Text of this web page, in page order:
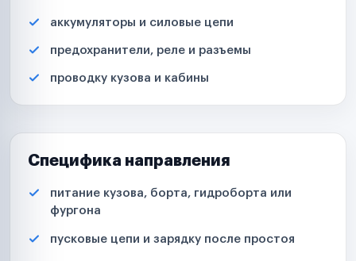
аккумуляторы и силовые цепи
предохранители, реле и разъемы
проводку кузова и кабины
Специфика направления
питание кузова, борта, гидроборта или
фургона
пусковые цепи и зарядку после простоя